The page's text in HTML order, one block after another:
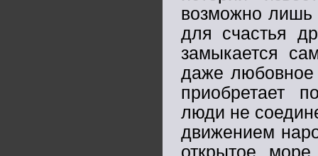
возможно лишь
для счастья
замыкается
даже
приобретает
люди не
движением
открытое море